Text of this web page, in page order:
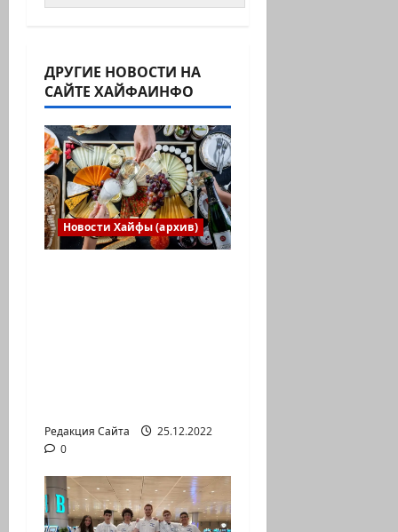
ДРУГИЕ НОВОСТИ НА
САЙТЕ ХАЙФАИНФО
Новости Хайфы (архив)
Редакция Сайта
25.12.2022
0